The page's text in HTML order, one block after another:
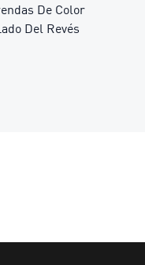
De Color
Del Revés